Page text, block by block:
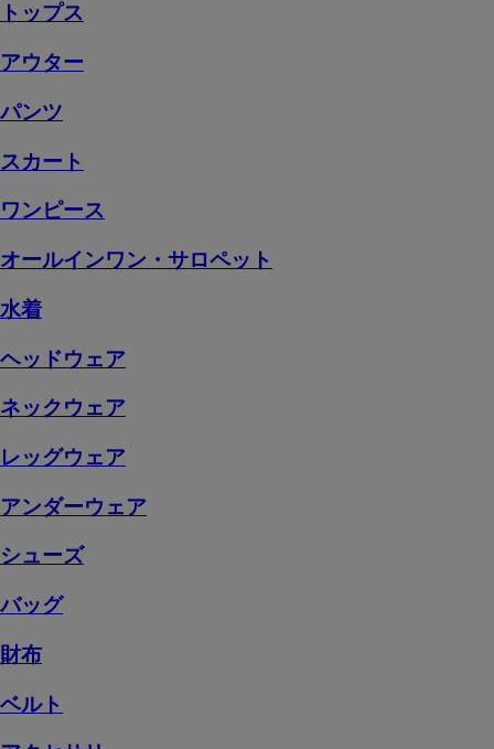
トップス
アウター
パンツ
スカート
ワンピース
オールインワン・サロペット
水着
ヘッドウェア
ネックウェア
レッグウェア
アンダーウェア
シューズ
バッグ
財布
ベルト